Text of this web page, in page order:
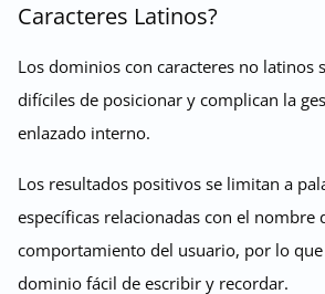
Caracteres Latinos?
Los dominios con caracteres no latinos
difíciles de posicionar y complican la
enlazado interno.
Los resultados positivos se limitan a
específicas relacionadas con el nombre
comportamiento del usuario, por lo
dominio fácil de escribir y recordar.